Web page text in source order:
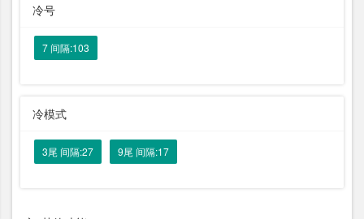
冷号
7 间隔:103
冷模式
3尾 间隔:27 9尾 间隔:17